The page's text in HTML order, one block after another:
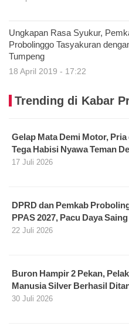
Ungkapan Rasa Syukur,
Probolinggo Tasyakuran
Tumpeng
18 April 2019 - 17:22
Trending di Kabar
Gelap Mata Demi Motor,
Tega Habisi Nyawa Teman
17 Juli 2026
DPRD dan Pemkab
PPAS 2027, Pacu Daya
22 Juli 2026
Buron Hampir 2 Pekan,
Manusia Silver Berhasil
30 Juli 2026